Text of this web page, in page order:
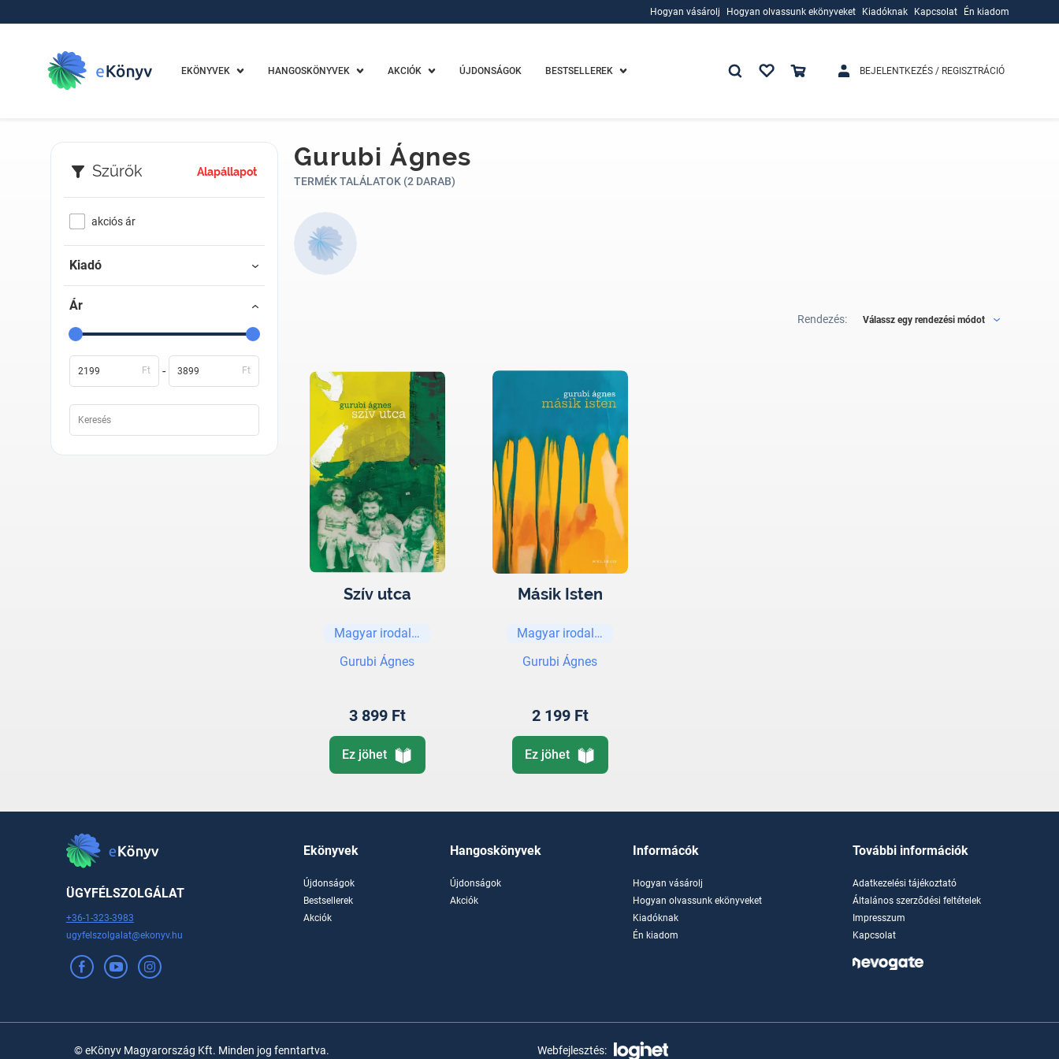
Hogyan vásárolj
Hogyan olvassunk ekönyveket
Kiadóknak
Kapcsolat Én kiadom
EKÖNYVEK HANGOSKÖNYVEK AKCIÓK ÚJDONSÁGOK BESTSELLEREK BEJELENTKEZÉS / REGISZTRÁCIÓ
Szűrők Alapállapot
akciós ár
Kiadó
Ár
Ft - Ft
Gurubi Ágnes
TERMÉK TALÁLATOK (2 DARAB)
Rendezés: Válassz egy rendezési módot
Szív utca
Magyar irodalom
Gurubi Ágnes
3 899 Ft
Ez jöhet
Másik Isten
Magyar irodalom
Gurubi Ágnes
2 199 Ft
Ez jöhet
ÜGYFÉLSZOLGÁLAT
+36-1-323-3983
ugyfelszolgalat@ekonyv.hu
Ekönyvek
Újdonságok
Bestsellerek
Akciók
Hangoskönyvek
Újdonságok
Akciók
Informácók
Hogyan vásárolj
Hogyan olvassunk ekönyveket
Kiadóknak
Én kiadom
További információk
Adatkezelési tájékoztató
Általános szerződési feltételek
Impresszum
Kapcsolat
© eKönyv Magyarország Kft. Minden jog fenntartva. Webfejlesztés: